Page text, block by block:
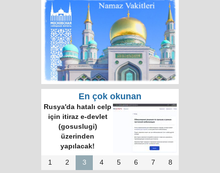
En çok okunan
Rusya'da hatalı celp
için itiraz e-devlet
(gosuslugi)
üzerinden
yapılacak!
1 2 3 4 5 6 7 8